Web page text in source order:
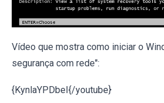
Vídeo que mostra como iniciar o
segurança com rede":
{KynlaYPDbeI{/youtube}